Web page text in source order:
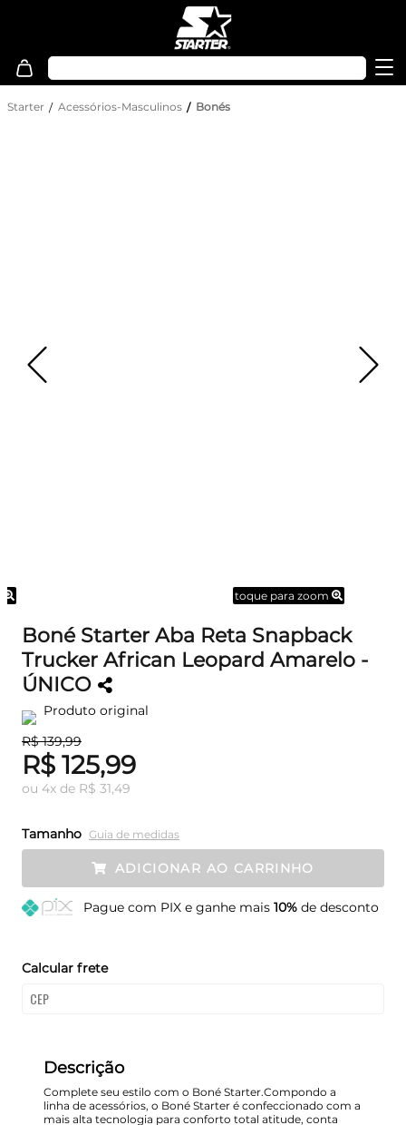
Starter Acessórios-Masculinos Bonés
toque para zoom
Boné Starter Aba Reta Snapback
Trucker African Leopard Amarelo -
ÚNICO
Produto original
R$ 139,99
R$ 125,99
ou 4x de R$ 31,49
Tamanho Guia de medidas
ADICIONAR AO CARRINHO
Pague com PIX e ganhe mais 10%de desconto
Calcular frete
Descrição
Complete seu estilo com o Boné Starter.Compondo a
linha de acessórios, o Boné Starter é confeccionado com a
mais alta tecnologia para conforto total atitude, conta